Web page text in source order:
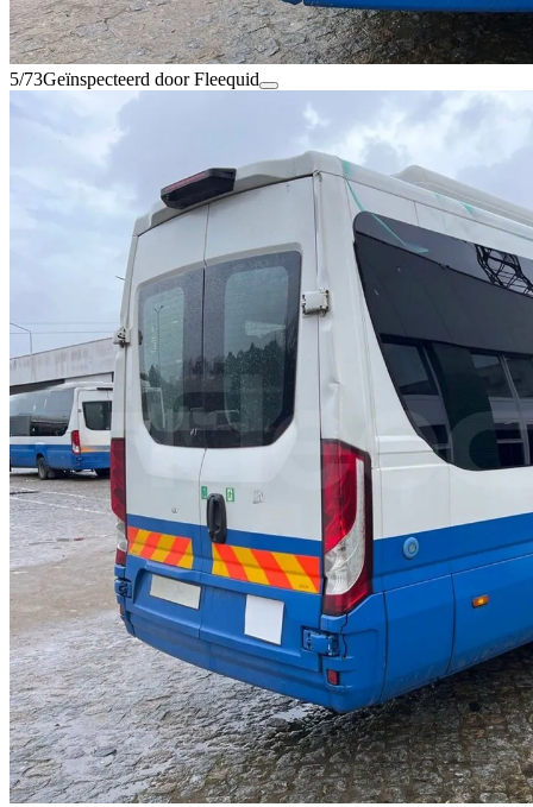
5/73Geïnspecteerd door Fleequid